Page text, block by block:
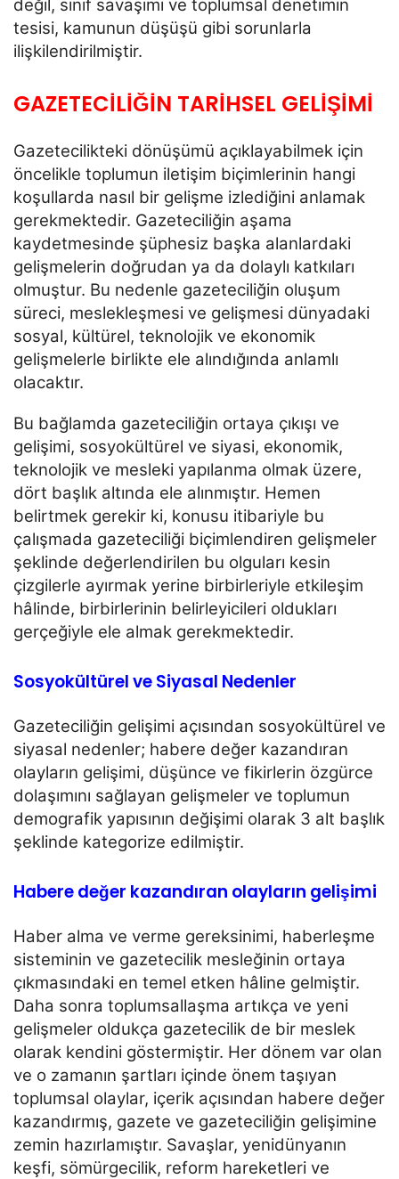
değil, sınıf savaşımı ve toplumsal denetimin
tesisi, kamunun düşüşü gibi sorunlarla
ilişkilendirilmiştir.
GAZETECİLİĞİN TARİHSEL GELİŞİMİ
Gazetecilikteki dönüşümü açıklayabilmek için
öncelikle toplumun iletişim biçimlerinin hangi
koşullarda nasıl bir gelişme izlediğini anlamak
gerekmektedir. Gazeteciliğin aşama
kaydetmesinde şüphesiz başka alanlardaki
gelişmelerin doğrudan ya da dolaylı katkıları
olmuştur. Bu nedenle gazeteciliğin oluşum
süreci, meslekleşmesi ve gelişmesi dünyadaki
sosyal, kültürel, teknolojik ve ekonomik
gelişmelerle birlikte ele alındığında anlamlı
olacaktır.
Bu bağlamda gazeteciliğin ortaya çıkışı ve
gelişimi, sosyokültürel ve siyasi, ekonomik,
teknolojik ve mesleki yapılanma olmak üzere,
dört başlık altında ele alınmıştır. Hemen
belirtmek gerekir ki, konusu itibariyle bu
çalışmada gazeteciliği biçimlendiren gelişmeler
şeklinde değerlendirilen bu olguları kesin
çizgilerle ayırmak yerine birbirleriyle etkileşim
hâlinde, birbirlerinin belirleyicileri oldukları
gerçeğiyle ele almak gerekmektedir.
Sosyokültürel ve Siyasal Nedenler
Gazeteciliğin gelişimi açısından sosyokültürel ve
siyasal nedenler; habere değer kazandıran
olayların gelişimi, düşünce ve fikirlerin özgürce
dolaşımını sağlayan gelişmeler ve toplumun
demografik yapısının değişimi olarak 3 alt başlık
şeklinde kategorize edilmiştir.
Habere değer kazandıran olayların gelişimi
Haber alma ve verme gereksinimi, haberleşme
sisteminin ve gazetecilik mesleğinin ortaya
çıkmasındaki en temel etken hâline gelmiştir.
Daha sonra toplumsallaşma artıkça ve yeni
gelişmeler oldukça gazetecilik de bir meslek
olarak kendini göstermiştir. Her dönem var olan
ve o zamanın şartları içinde önem taşıyan
toplumsal olaylar, içerik açısından habere değer
kazandırmış, gazete ve gazeteciliğin gelişimine
zemin hazırlamıştır. Savaşlar, yenidünyanın
keşfi, sömürgecilik, reform hareketleri ve